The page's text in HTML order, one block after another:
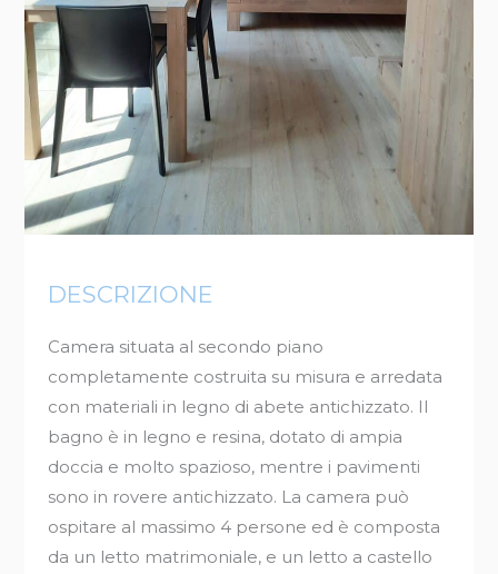
DESCRIZIONE
Camera situata al secondo piano
completamente costruita su misura e arredata
con materiali in legno di abete antichizzato. Il
bagno è in legno e resina, dotato di ampia
doccia e molto spazioso, mentre i pavimenti
sono in rovere antichizzato. La camera può
ospitare al massimo 4 persone ed è composta
da un letto matrimoniale, e un letto a castello